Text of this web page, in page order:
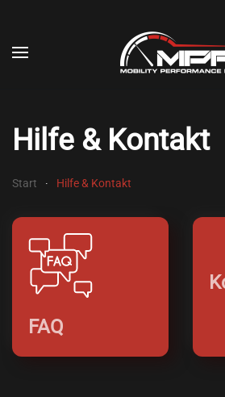
Skip to main content
Hil­fe & Kon­takt
Start Hil­fe & Kon­takt
FAQ